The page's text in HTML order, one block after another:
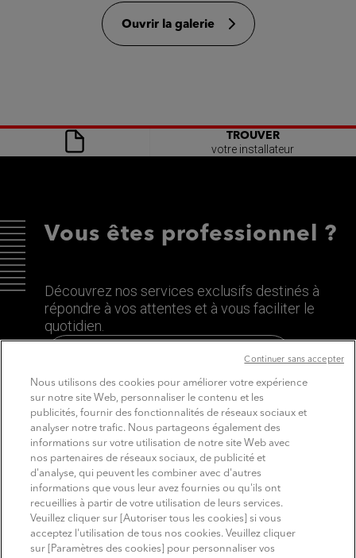
Ouvrir la galerie
TROUVER
votre installateur
Vous êtes professionnel ?
Découvrez nos services exclusifs destinés à
répondre à vos attentes et à vous faciliter le
quotidien.
Découvrez le site dédié aux Pros
SUIVEZ MITSUBISHI ELECTRIC
YoutubeLinkedinInstagram
Nous utilisons des cookies pour améliorer votre expérience
sur notre site Web, personnaliser le contenu et les
publicités, fournir des fonctionnalités de réseaux sociaux et
analyser notre trafic. Nous partageons également des
informations sur votre utilisation de notre site Web avec
nos partenaires de réseaux sociaux, de publicité et
d'analyse, qui peuvent les combiner avec d'autres
informations que vous leur avez fournies ou qu'ils ont
recueillies à partir de votre utilisation de leurs services.
Veuillez cliquer sur [Autoriser tous les cookies] si vous
acceptez l'utilisation de tous nos cookies. Veuillez cliquer
sur [Paramètres des cookies] pour personnaliser vos
Continuer sans accepter